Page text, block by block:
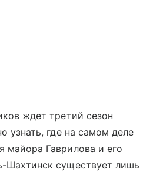
ждет третий сезон
узнать, где на самом деле
майора Гаврилова и его
Шахтинск существует лишь